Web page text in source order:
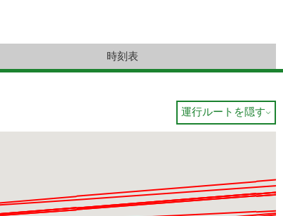
時刻表
運行ルートを隠す